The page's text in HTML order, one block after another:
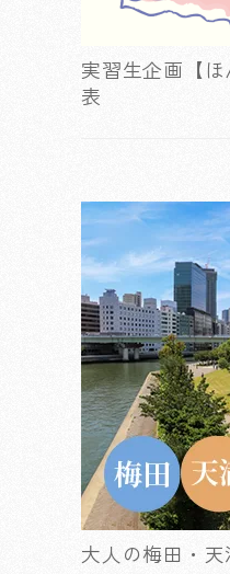
実習生企画【
表
大人の梅田・